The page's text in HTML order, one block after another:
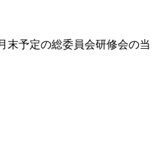
末予定の総委員会研修会の当